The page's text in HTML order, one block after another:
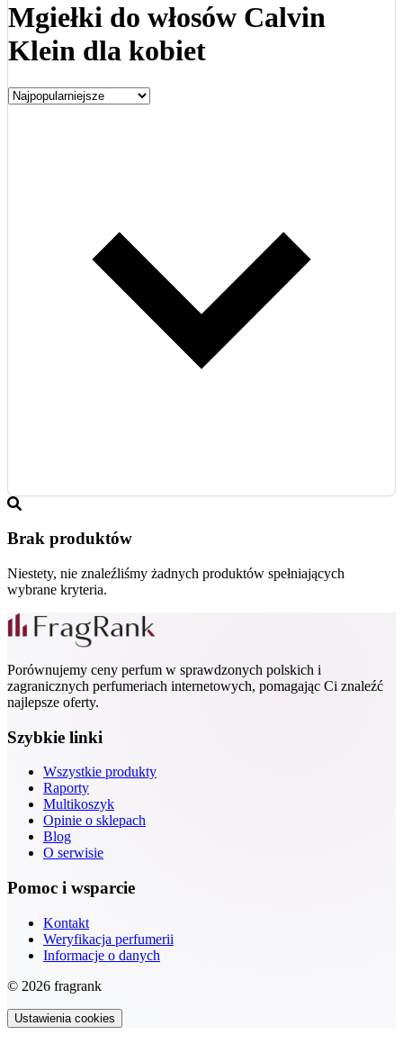
Mgiełki do włosów Calvin
Klein dla kobiet
Brak produktów
Niestety, nie znaleźliśmy żadnych produktów spełniających
wybrane kryteria.
Porównujemy ceny perfum w sprawdzonych polskich i
zagranicznych perfumeriach internetowych, pomagając Ci znaleźć
najlepsze oferty.
Szybkie linki
Wszystkie produkty
Raporty
Multikoszyk
Opinie o sklepach
Blog
O serwisie
Pomoc i wsparcie
Kontakt
Weryfikacja perfumerii
Informacje o danych
© 2026 fragrank
Ustawienia cookies